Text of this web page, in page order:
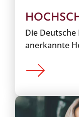
Die
anerkannte